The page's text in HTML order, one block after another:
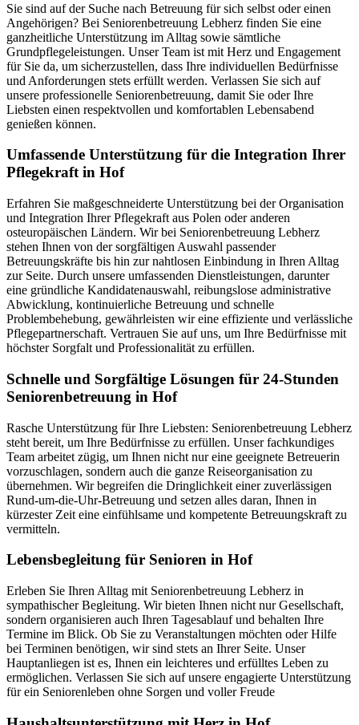
Sie sind auf der Suche nach Betreuung für sich selbst oder einen
Angehörigen? Bei Seniorenbetreuung Lebherz finden Sie eine
ganzheitliche Unterstützung im Alltag sowie sämtliche
Grundpflegeleistungen. Unser Team ist mit Herz und Engagement
für Sie da, um sicherzustellen, dass Ihre individuellen Bedürfnisse
und Anforderungen stets erfüllt werden. Verlassen Sie sich auf
unsere professionelle Seniorenbetreuung, damit Sie oder Ihre
Liebsten einen respektvollen und komfortablen Lebensabend
genießen können.
Umfassende Unterstützung für die Integration Ihrer
Pflegekraft in Hof
Erfahren Sie maßgeschneiderte Unterstützung bei der Organisation
und Integration Ihrer Pflegekraft aus Polen oder anderen
osteuropäischen Ländern. Wir bei Seniorenbetreuung Lebherz
stehen Ihnen von der sorgfältigen Auswahl passender
Betreuungskräfte bis hin zur nahtlosen Einbindung in Ihren Alltag
zur Seite. Durch unsere umfassenden Dienstleistungen, darunter
eine gründliche Kandidatenauswahl, reibungslose administrative
Abwicklung, kontinuierliche Betreuung und schnelle
Problembehebung, gewährleisten wir eine effiziente und verlässliche
Pflegepartnerschaft. Vertrauen Sie auf uns, um Ihre Bedürfnisse mit
höchster Sorgfalt und Professionalität zu erfüllen.
Schnelle und Sorgfältige Lösungen für 24-Stunden
Seniorenbetreuung in Hof
Rasche Unterstützung für Ihre Liebsten: Seniorenbetreuung Lebherz
steht bereit, um Ihre Bedürfnisse zu erfüllen. Unser fachkundiges
Team arbeitet zügig, um Ihnen nicht nur eine geeignete Betreuerin
vorzuschlagen, sondern auch die ganze Reiseorganisation zu
übernehmen. Wir begreifen die Dringlichkeit einer zuverlässigen
Rund-um-die-Uhr-Betreuung und setzen alles daran, Ihnen in
kürzester Zeit eine einfühlsame und kompetente Betreuungskraft zu
vermitteln.
Lebensbegleitung für Senioren in Hof
Erleben Sie Ihren Alltag mit Seniorenbetreuung Lebherz in
sympathischer Begleitung. Wir bieten Ihnen nicht nur Gesellschaft,
sondern organisieren auch Ihren Tagesablauf und behalten Ihre
Termine im Blick. Ob Sie zu Veranstaltungen möchten oder Hilfe
bei Terminen benötigen, wir sind stets an Ihrer Seite. Unser
Hauptanliegen ist es, Ihnen ein leichteres und erfülltes Leben zu
ermöglichen. Verlassen Sie sich auf unsere engagierte Unterstützung
für ein Seniorenleben ohne Sorgen und voller Freude